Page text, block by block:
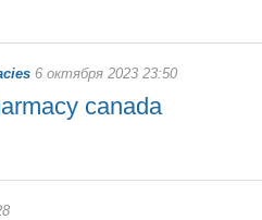
6 октября 2023 23:50
canada